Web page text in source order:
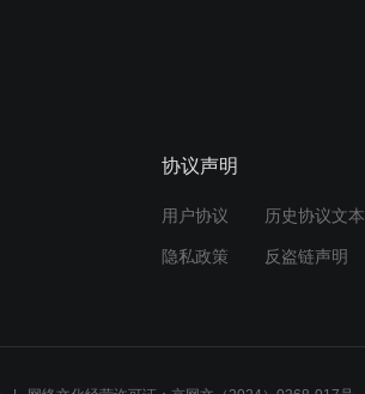
协议声明
用户协议 历史协议文本
隐私政策 反盗链声明